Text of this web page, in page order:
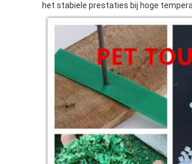
het stabiele prestaties bij hoge